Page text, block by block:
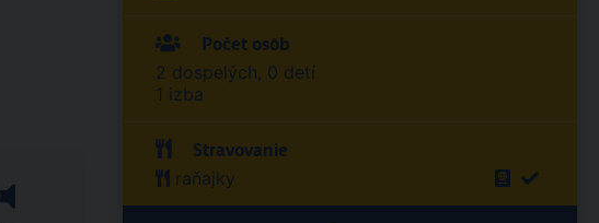
Počet osôb
2 dospelých, 0 detí
1 izba
Stravovanie
raňajky